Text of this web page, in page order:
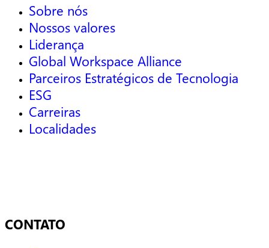
Sobre nós
Nossos valores
Liderança
Global Workspace Alliance
Parceiros Estratégicos de Tecnologia
ESG
Carreiras
Localidades
CONTATO